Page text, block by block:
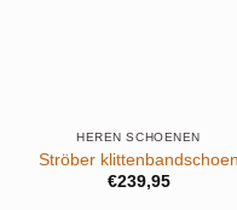
HEREN SCHOENEN
Ströber klittenbandschoen
€239,95